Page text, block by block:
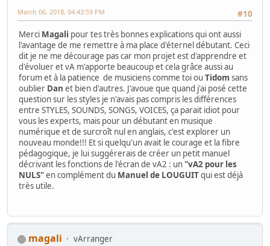
#10
March 06, 2018, 04:43:59 PM
Merci Magali pour tes très bonnes explications qui ont aussi
l'avantage de me remettre à ma place d'éternel débutant. Ceci
dit je ne me décourage pas car mon projet est d'apprendre et
d'évoluer et vA m'apporte beaucoup et cela grâce aussi au
forum et à la patience de musiciens comme toi ou Tidom sans
oublier Dan et bien d'autres. J'avoue que quand j'ai posé cette
question sur les styles je n'avais pas compris les différences
entre STYLES, SOUNDS, SONGS, VOICES, ça parait idiot pour
vous les experts, mais pour un débutant en musique
numérique et de surcroît nul en anglais, c'est explorer un
nouveau monde!!! Et si quelqu'un avait le courage et la fibre
pédagogique, je lui suggérerais de créer un petit manuel
décrivant les fonctions de l'écran de vA2 : un "vA2 pour les
NULS"en complément du Manuel de LOUGUITqui est déjà
très utile.
magali
vArranger